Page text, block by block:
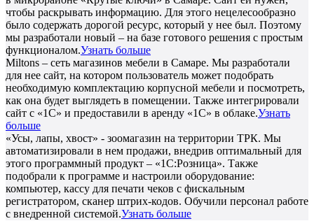
чтобы раскрывать информацию. Для этого нецелесообразно
было содержать дорогой ресурс, который у нее был. Поэтому
мы разработали новый – на базе готового решения с простым
функционалом.Узнать больше
Miltons – сеть магазинов мебели в Самаре. Мы разработали
для нее сайт, на котором пользователь может подобрать
необходимую комплектацию корпусной мебели и посмотреть,
как она будет выглядеть в помещении. Также интегрировали
сайт с «1С» и предоставили в аренду «1С» в облаке.Узнать
больше
«Усы, лапы, хвост» - зоомагазин на территории ТРК. Мы
автоматизировали в нем продажи, внедрив оптимальный для
этого программный продукт – «1С:Розница». Также
подобрали к программе и настроили оборудование:
компьютер, кассу для печати чеков с фискальным
регистратором, сканер штрих-кодов. Обучили персонал работе
с внедренной системой.Узнать больше